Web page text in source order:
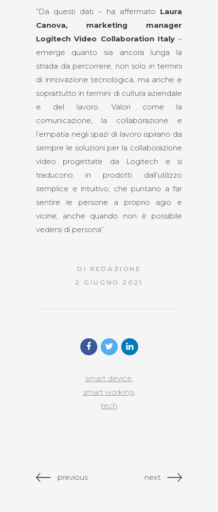
“Da questi dati – ha affermato Laura
Canova, marketing manager
Logitech Video Collaboration Italy–
emerge quanto sia ancora lunga la
strada da percorrere, non solo in termini
di innovazione tecnologica, ma anche e
soprattutto in termini di cultura aziendale
e del lavoro. Valori come la
comunicazione, la collaborazione e
l’empatia negli spazi di lavoro ispirano da
sempre le soluzioni per la collaborazione
video progettate da Logitech e si
traducono in prodotti dall’utilizzo
semplice e intuitivo, che puntano a far
sentire le persone a proprio agio e
vicine, anche quando non è possibile
vedersi di persona”.
DI REDAZIONE
2 GIUGNO 2021
smart device,
smart working,
tech
previous next